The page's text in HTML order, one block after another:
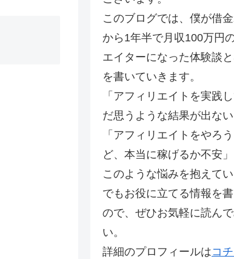
このブログでは、僕が借
から1年半で月収100万円
エイターになった体験談
を書いていきます。
「アフィリエイトを実践
だ思うような結果が出ない
「アフィリエイトをやろ
ど、本当に稼げるか不安」
このような悩みを抱えて
でもお役に立てる情報を
ので、ぜひお気軽に読ん
い。
詳細のプロフィールはコ